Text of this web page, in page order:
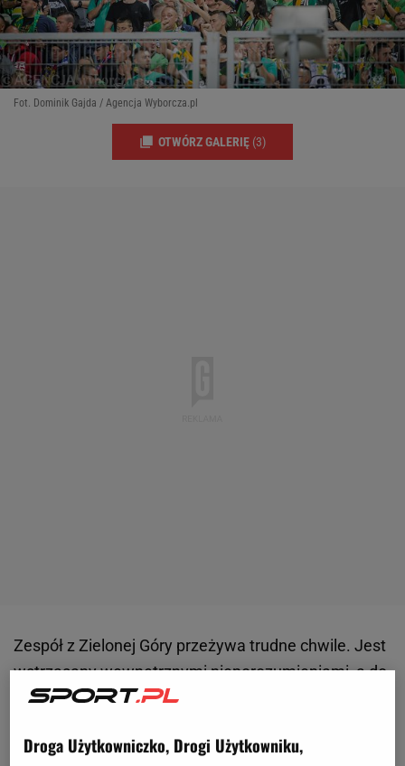
Fot. Dominik Gajda / Agencja Wyborcza.pl
OTWÓRZ GALERIĘ (3)
Zespół z Zielonej Góry przeżywa trudne chwile. Jest
wstrząsany wewnętrznymi nieporozumieniami, a do
tego musi radzić sobie bez dwóch kontuzjowanych
Ratajczaka. Czas ucieka, a Falubaz zajmuje dopiero
Droga Użytkowniczko, Drogi Użytkowniku,